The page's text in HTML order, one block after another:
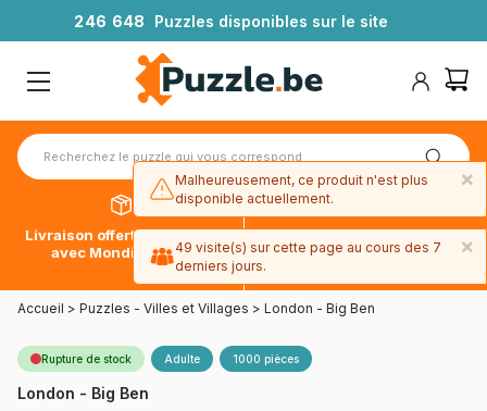
246 648 Puzzles disponibles sur le site
Livraison offerte dès 39€*
avec Mondial Relay
Paiement en 4x sans frais
avec Paypal
Accueil > Puzzles - Villes et Villages > London - Big Ben
Rupture de stock Adulte 1000 pièces
London - Big Ben
×
Malheureusement, ce produit n'est plus
disponible actuellement.
×
49 visite(s) sur cette page au cours des 7
derniers jours.